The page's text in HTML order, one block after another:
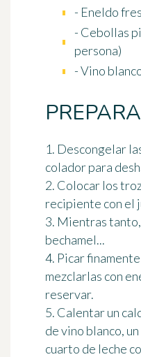
- Eneldo
- Cebollas
persona)
- Vino
1. Descongelar
colador para
2. Colocar los
recipiente con el
3. Mientras
bechamel...
4. Picar
mezclarlas con
reservar.
5. Calentar un
de vino blanco,
cuarto de leche